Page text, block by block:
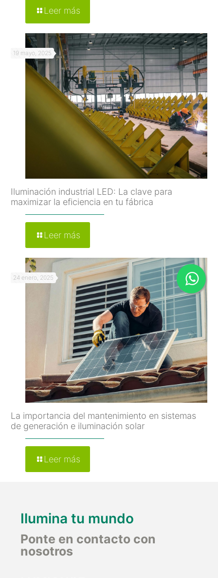
Leer más
19 mayo, 2025
Iluminación industrial LED: La clave para
maximizar la eficiencia en tu fábrica
Leer más
24 enero, 2025
La importancia del mantenimiento en sistemas
de generación e iluminación solar
Leer más
Ilumina tu mundo
Ponte en contacto con
nosotros